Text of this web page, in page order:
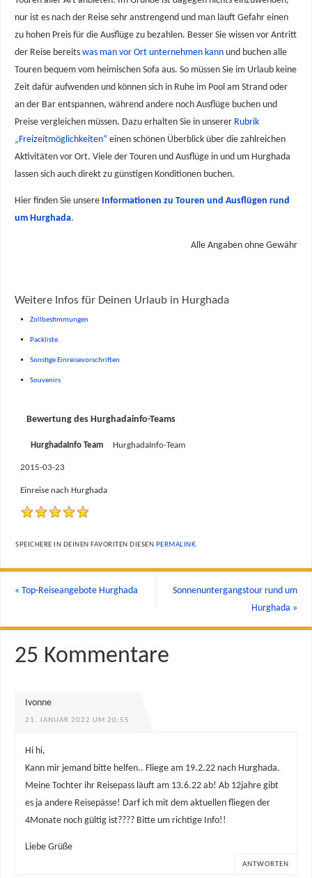
nur ist es nach der Reise sehr anstrengend und man läuft Gefahr einen
zu hohen Preis für die Ausflüge zu bezahlen. Besser Sie wissen vor Antritt
der Reise bereitswas man vor Ort unternehmen kann und buchen alle
Touren bequem vom heimischen Sofa aus. So müssen Sie im Urlaub keine
Zeit dafür aufwenden und können sich in Ruhe im Pool am Strand oder
an der Bar entspannen, während andere noch Ausflüge buchen und
Preise vergleichen müssen. Dazu erhalten Sie in unserer Rubrik
„Freizeitmöglichkeiten“ einen schönen Überblick über die zahlreichen
Aktivitäten vor Ort. Viele der Touren und Ausflüge in und um Hurghada
lassen sich auch direkt zu günstigen Konditionen buchen.
Hier finden Sie unsere Informationen zu Touren und Ausflügen rund
um Hurghada.
Alle Angaben ohne Gewähr
Weitere Infos für Deinen Urlaub in Hurghada
Zollbestimmungen
Packliste
Sonstige Einreisevorschriften
Souvenirs
Bewertung des Hurghadainfo-Teams
HurghadaInfo Team HurghadaInfo-Team
2015-03-23
Einreise nach Hurghada
SPEICHERE IN DEINEN FAVORITEN DIESEN PERMALINK.
« Top-Reiseangebote Hurghada
Sonnenuntergangstour rund um
Hurghada »
25 Kommentare
Ivonne
21. JANUAR 2022 UM 20:55
Hi hi,
Kann mir jemand bitte helfen.. Fliege am 19.2.22 nach Hurghada.
Meine Tochter ihr Reisepass läuft am 13.6.22 ab! Ab 12jahre gibt
es ja andere Reisepässe! Darf ich mit dem aktuellen fliegen der
4Monate noch gültig ist???? Bitte um richtige Info!!
Liebe Grüße
ANTWORTEN